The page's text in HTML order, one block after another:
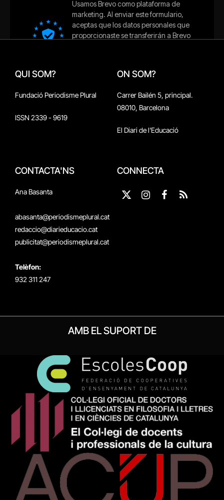
QUI SOM?
Fundació Periodisme Plural
ISSN 2339 - 9619
ON SOM?
Carrer Bailén 5, principal.
08010, Barcelona
El Diari de l'Educació
CONTACTA'NS
Ana Basanta
abasanta@periodismeplural.cat
redaccio@diarieducacio.cat
publicitat@periodismeplural.cat
Telèfon:
932 311 247
CONNECTA
X
Instagram
Facebook
RSS
AMB EL SUPORT DE